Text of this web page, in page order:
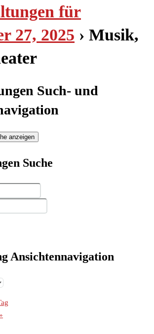
für
27, 2025 › Musik,
Such- und
anzeigen
Suche
Ansichtennavigation